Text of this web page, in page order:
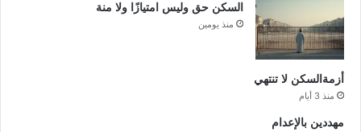
السكن حق وليس امتيازًا ولا منة
منذ يومين
أزمةالسكن لا تنتهي
منذ 3 أيام
مهددين بالإعدام